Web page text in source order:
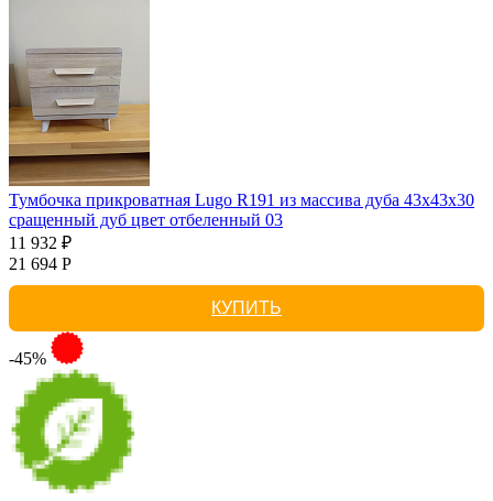
Тумбочка прикроватная Lugo R191 из массива дуба 43х43х30
сращенный дуб цвет отбеленный 03
11 932 ₽
21 694 Р
КУПИТЬ
-45%